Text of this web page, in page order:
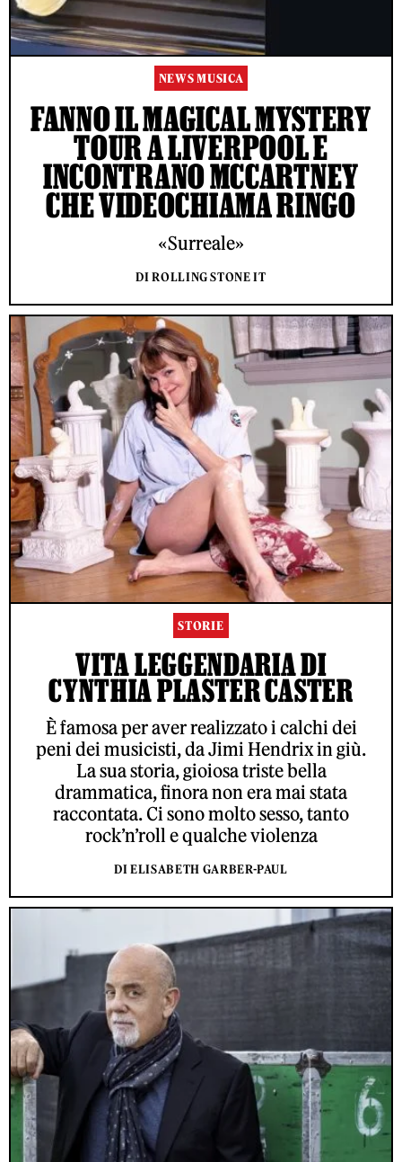
NEWS MUSICA
FANNO IL MAGICAL MYSTERY
TOUR A LIVERPOOL E
INCONTRANO MCCARTNEY
CHE VIDEOCHIAMA RINGO
«Surreale»
DI ROLLING STONE IT
STORIE
VITA LEGGENDARIA DI
CYNTHIA PLASTER CASTER
È famosa per aver realizzato i calchi dei
peni dei musicisti, da Jimi Hendrix in giù.
La sua storia, gioiosa triste bella
drammatica, finora non era mai stata
raccontata. Ci sono molto sesso, tanto
rock’n’roll e qualche violenza
DI ELISABETH GARBER-PAUL